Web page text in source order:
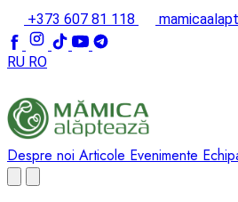
+373 607 81 118
RU RO
Despre noi Articole Evenimente